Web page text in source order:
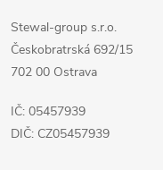
Stewal-group s.r.o.
Českobratrská 692/15
702 00 Ostrava
IČ: 05457939
DIČ: CZ05457939